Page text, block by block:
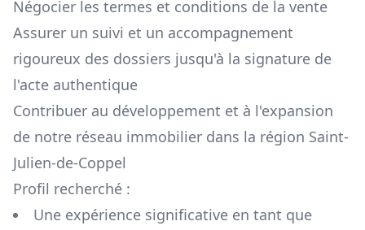
Négocier les termes et conditions de la vente
Assurer un suivi et un accompagnement
rigoureux des dossiers jusqu'à la signature de
l'acte authentique
Contribuer au développement et à l'expansion
de notre réseau immobilier dans la région Saint-
Julien-de-Coppel
Profil recherché :
Une expérience significative en tant que